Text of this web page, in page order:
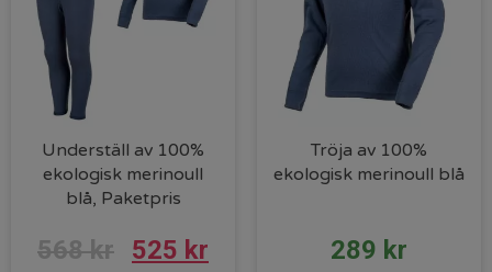
Underställ av 100%
ekologisk merinoull
blå, Paketpris
568kr
Det
525 kr
Tröja av 100%
ekologisk merinoull blå
289 kr